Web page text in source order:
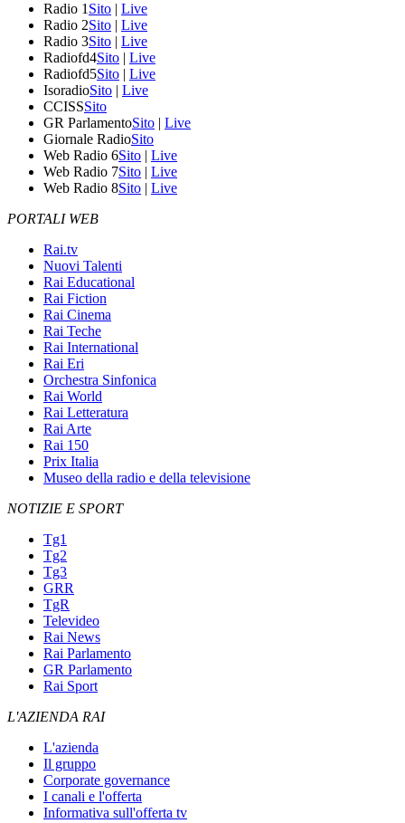
Radio 1 Sito | Live
Radio 2Sito | Live
Radio 3Sito | Live
Radiofd4Sito | Live
Radiofd5Sito | Live
IsoradioSito | Live
CCISSSito
GR ParlamentoSito | Live
Giornale RadioSito
Web Radio 6Sito | Live
Web Radio 7Sito | Live
Web Radio 8Sito | Live
PORTALI WEB
Rai.tv
Nuovi Talenti
Rai Educational
Rai Fiction
Rai Cinema
Rai Teche
Rai International
Rai Eri
Orchestra Sinfonica
Rai World
Rai Letteratura
Rai Arte
Rai 150
Prix Italia
Museo della radio e della televisione
NOTIZIE E SPORT
Tg1
Tg2
Tg3
GRR
TgR
Televideo
Rai News
Rai Parlamento
GR Parlamento
Rai Sport
L'AZIENDA RAI
L'azienda
Il gruppo
Corporate governance
I canali e l'offerta
Informativa sull'offerta tv